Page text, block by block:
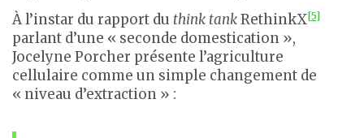
À l’instar du rapport du think tankRethinkX[5]
parlant d’une « seconde domestication »,
Jocelyne Porcher présente l’agriculture
cellulaire comme un simple changement de
« niveau d’extraction » :